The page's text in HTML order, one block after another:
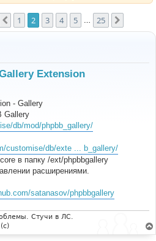
2из25
Пред.
1 2 3 4 5 25
Extension
- Gallery
Gallery
db/mod/phpbb_gallery/
customise/db/exte ... b_gallery/
в папку /ext/phpbbgallery
расширениями.
satanasov/phpbbgallery
Стучи в ЛС.